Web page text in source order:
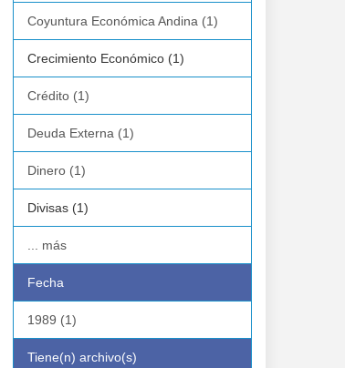
Coyuntura Económica Andina (1)
Crecimiento Económico (1)
Crédito (1)
Deuda Externa (1)
Dinero (1)
Divisas (1)
... más
Fecha
1989 (1)
Tiene(n) archivo(s)